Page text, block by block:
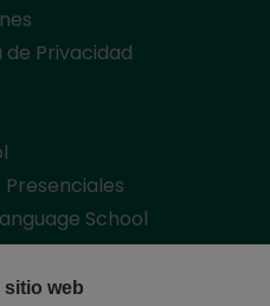
de Privacidad
School
web